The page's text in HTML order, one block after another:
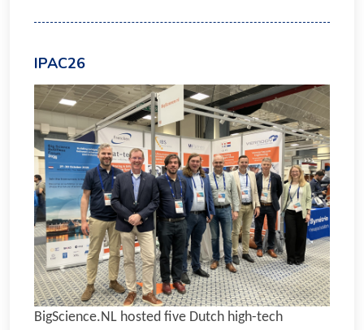
IPAC26
BigScience.NL hosted five Dutch high-tech